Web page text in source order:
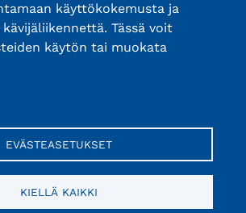
käyttökokemusta ja
Tässä voit
käytön tai muokata
EVÄSTEASETUKSET
KIELLÄ KAIKKI